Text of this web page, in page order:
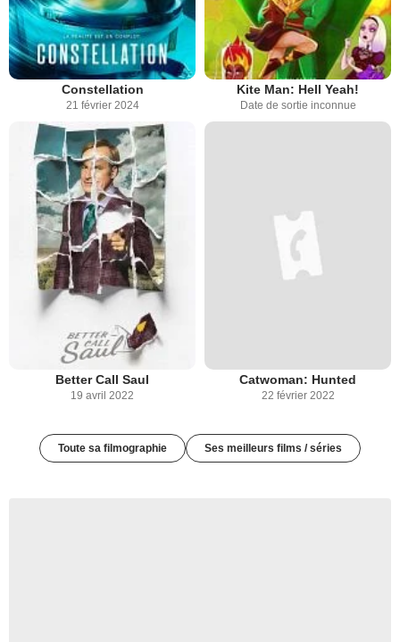
Constellation
21 février 2024
Kite Man: Hell Yeah!
Date de sortie inconnue
Better Call Saul
19 avril 2022
Catwoman: Hunted
22 février 2022
Toute sa filmographie Ses meilleurs films / séries